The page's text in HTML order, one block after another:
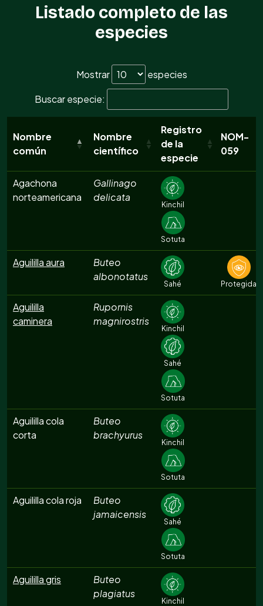
Listado completo de las
especies
Mostrar
especies
Buscar especie:
Nombre
común
Nombre
científico
Registro
de la
especie
NOM-
059
Agachona
norteamericana
Gallinago
delicata
Kinchil
Sotuta
Aguililla aura
Buteo
albonotatus
Sahé Protegida
Aguililla
caminera
Rupornis
magnirostris
Kinchil
Sahé
Sotuta
Aguililla cola
corta
Buteo
brachyurus
Kinchil
Sotuta
Aguililla cola roja
Buteo
jamaicensis
Sahé
Sotuta
Aguililla gris
Buteo
plagiatus
Kinchil